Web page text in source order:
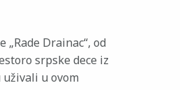
Drainac“, od
srpske dece iz
u ovom